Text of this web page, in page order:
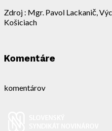
Zdroj : Mgr. Pavol Lackanič,
Košiciach
Komentáre
komentárov